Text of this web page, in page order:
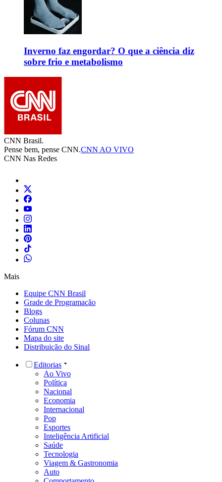
Inverno faz engordar? O que a ciência diz
sobre frio e metabolismo
CNN Brasil.
Pense bem, pense CNN.CNN AO VIVO
CNN Nas Redes
Mais
Equipe CNN Brasil
Grade de Programação
Blogs
Colunas
Fórum CNN
Mapa do site
Distribuição do Sinal
Editorias
Ao Vivo
Política
Nacional
Economia
Internacional
Pop
Esportes
Inteligência Artificial
Saúde
Tecnologia
Viagem & Gastronomia
Auto